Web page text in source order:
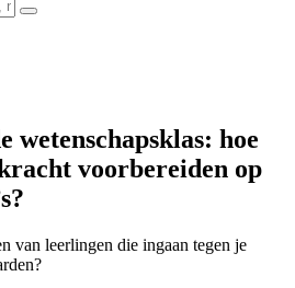
wetenschapsklas: hoe
voorbereiden op
van leerlingen die ingaan tegen je